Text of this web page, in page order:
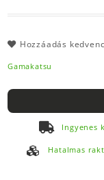
Hozzáadás
Gamakatsu
Ingyenes
Hatalmas